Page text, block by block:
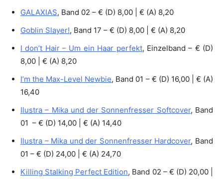
GALAXIAS, Band 02 – € (D) 8,00 | € (A) 8,20
Goblin Slayer!, Band 17 – € (D) 8,00 | € (A) 8,20
I don’t Hair – Um ein Haar perfekt, Einzelband – € (D)
8,00 | € (A) 8,20
I’m the Max-Level Newbie, Band 01 – € (D) 16,00 | € (A)
16,40
Ilustra – Mika und der Sonnenfresser Softcover, Band
01 – € (D) 14,00 | € (A) 14,40
Ilustra – Mika und der Sonnenfresser Hardcover, Band
01 – € (D) 24,00 | € (A) 24,70
Killing Stalking Perfect Edition, Band 02 – € (D) 20,00 |